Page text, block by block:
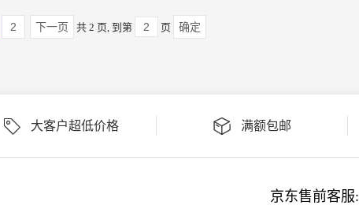
2 下一页 共 2 页, 到第 页 确定
大客户超低价格 满额包邮
京东售前客服: